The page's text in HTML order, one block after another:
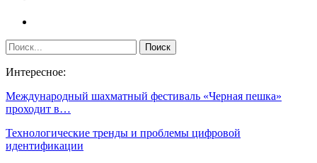
Интересное:
Международный шахматный фестиваль «Черная пешка»
проходит в…
Технологические тренды и проблемы цифровой
идентификации